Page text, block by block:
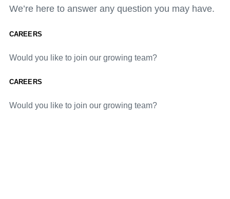
We’re here to answer any question you may have.
CAREERS
Would you like to join our growing team?
CAREERS
Would you like to join our growing team?